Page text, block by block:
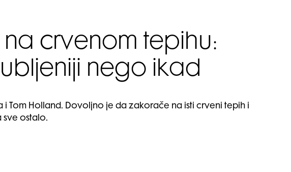
crvenom tepihu:
nego ikad
Holland. Dovoljno je da zakorače na isti crveni tepih i
sve ostalo.